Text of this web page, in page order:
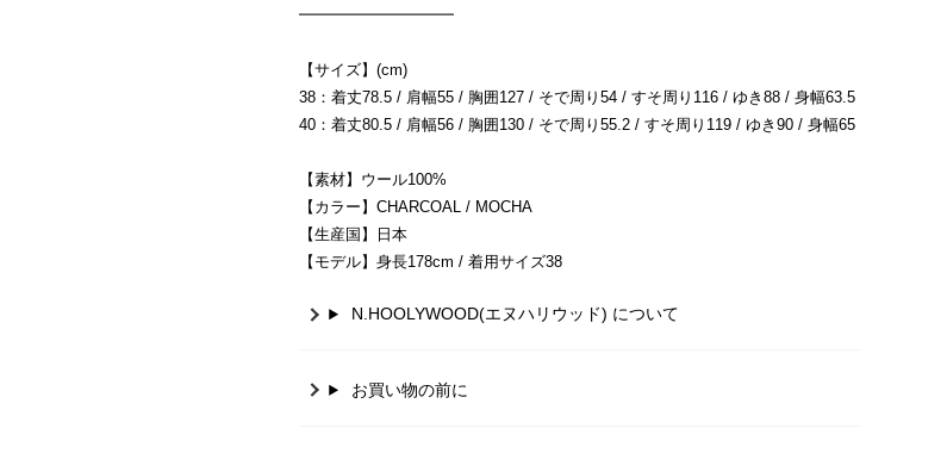
━━━━━━━━━━
【サイズ】(cm)
38：着丈78.5 / 肩幅55 / 胸囲127 / そで周り54 / すそ周り116 / ゆき88 / 身幅63.5
40：着丈80.5 / 肩幅56 / 胸囲130 / そで周り55.2 / すそ周り119 / ゆき90 / 身幅65
【素材】ウール100%
【カラー】CHARCOAL / MOCHA
【生産国】日本
【モデル】身長178cm / 着用サイズ38
N.HOOLYWOOD(エヌハリウッド) について
お買い物の前に